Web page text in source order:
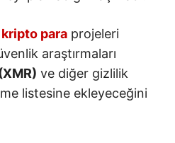
kripto para projeleri
araştırmaları
ve diğer gizlilik
listesine ekleyeceğini